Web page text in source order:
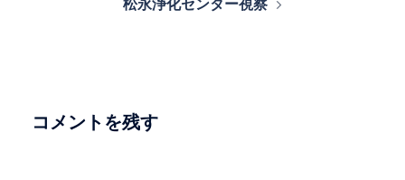
ョ
松永浄化センター視察
コメントを残す